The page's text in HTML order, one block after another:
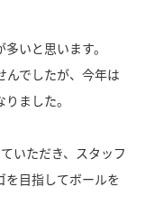
いと思います。
んでしたが、今年は
ました。
いただき、スタッフ
を目指してボールを